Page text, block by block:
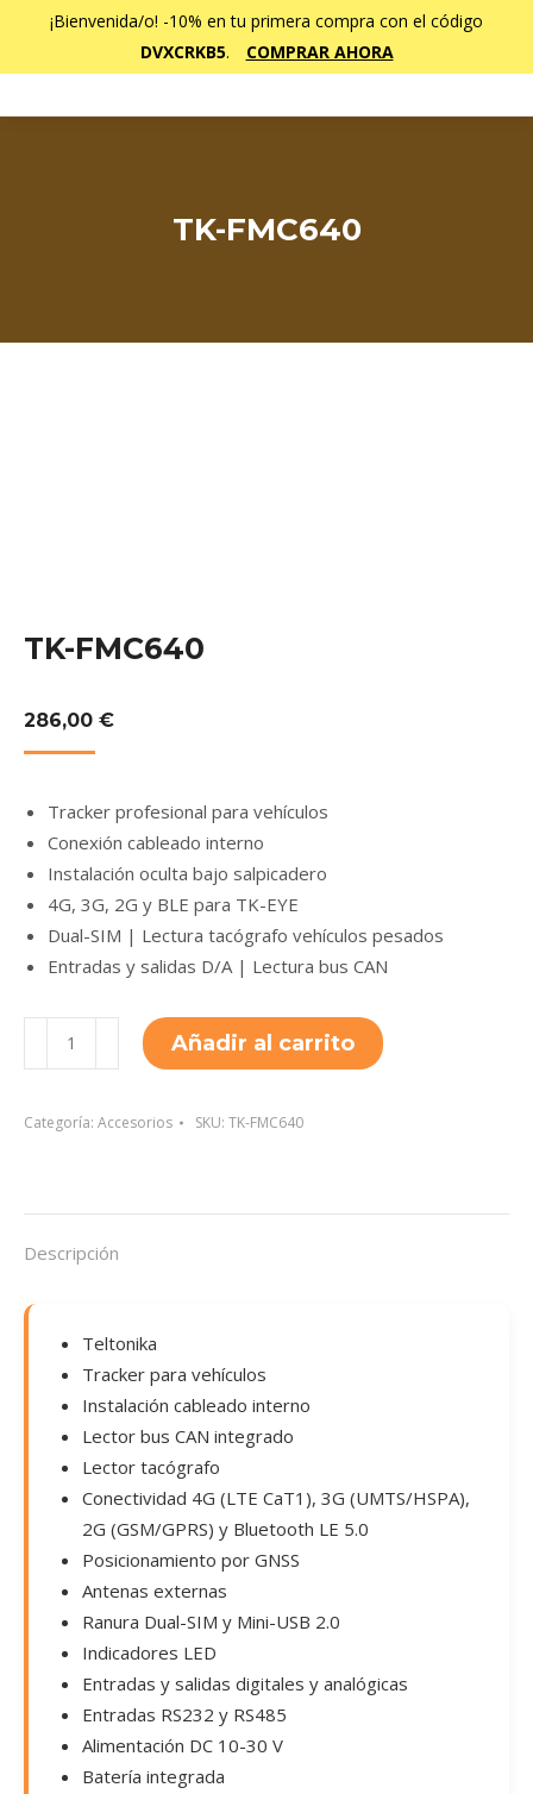
¡Bienvenida/o! -10% en tu primera compra con el código
DVXCRKB5. COMPRAR AHORA
TK-FMC640
TK-FMC640
286,00 €
Tracker profesional para vehículos
Conexión cableado interno
Instalación oculta bajo salpicadero
4G, 3G, 2G y BLE para TK-EYE
Dual-SIM | Lectura tacógrafo vehículos pesados
Entradas y salidas D/A | Lectura bus CAN
FMC640
Añadir al carrito
Categoría: Accesorios SKU: TK-FMC640
Descripción
Teltonika
Tracker para vehículos
Instalación cableado interno
Lector bus CAN integrado
Lector tacógrafo
Conectividad 4G (LTE CaT1), 3G (UMTS/HSPA),
2G (GSM/GPRS) y Bluetooth LE 5.0
Posicionamiento por GNSS
Antenas externas
Ranura Dual-SIM y Mini-USB 2.0
Indicadores LED
Entradas y salidas digitales y analógicas
Entradas RS232 y RS485
Alimentación DC 10-30 V
Batería integrada